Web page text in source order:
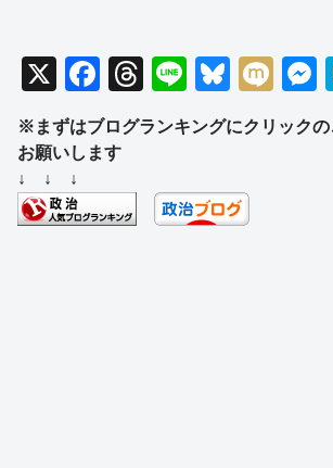
X
F
a
c
b
T
hr
e
d
Li
n
e
Bl
e
y
M
ixi
※まずはブログランキングにクリックの
お願いします
↓ ↓ ↓